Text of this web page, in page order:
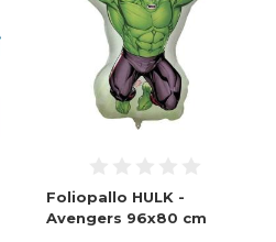
Foliopallo HULK -
Avengers 96x80 cm